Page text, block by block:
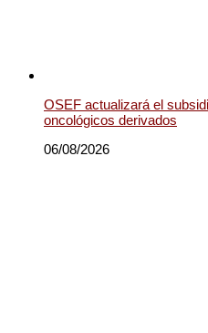
OSEF actualizará el
oncológicos derivados
06/08/2026